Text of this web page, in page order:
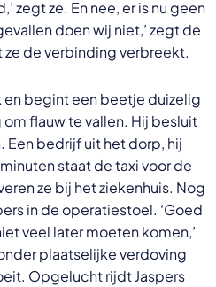
zegt ze. En nee, er is nu geen
doen wij niet,’ zegt de
de verbinding verbreekt.
en begint een beetje duizelig
flauw te vallen. Hij besluit
Een bedrijf uit het dorp, hij
staat de taxi voor de
ze bij het ziekenhuis. Nog
in de operatiestoel. ‘Goed
veel later moeten komen,’
plaatselijke verdoving
Opgelucht rijdt Jaspers